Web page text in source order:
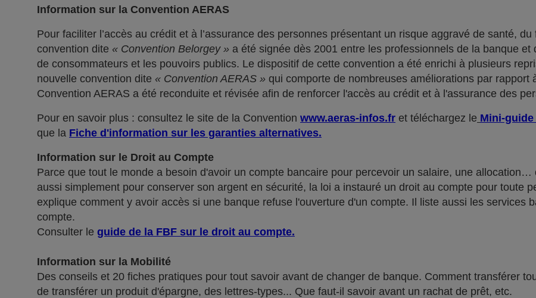
Information sur la Convention AERAS
Pour faciliter l’accès au crédit et à l’assurance des personnes présentant un risque aggravé de santé, du
convention dite « Convention Belorgey » a été signée dès 2001 entre les professionnels de la banque
de consommateurs et les pouvoirs publics. Le dispositif de cette convention a été enrichi à plusieurs
nouvelle convention dite « Convention AERAS » qui comporte de nombreuses améliorations par rapport
Convention AERAS a été reconduite et révisée afin de renforcer l'accès au crédit et à l'assurance des
Pour en savoir plus : consultez le site de la Convention www.aeras-infos.fr et téléchargez le Mini-
que la Fiche d'information sur les garanties alternatives.
Information sur le Droit au Compte
Parce que tout le monde a besoin d'avoir un compte bancaire pour percevoir un salaire, une
aussi simplement pour conserver son argent en sécurité, la loi a instauré un droit au compte pour toute
explique comment y avoir accès si une banque refuse l'ouverture d'un compte. Il liste aussi les services
compte.
Consulter le guide de la FBF sur le droit au compte.
Information sur la Mobilité
Des conseils et 20 fiches pratiques pour tout savoir avant de changer de banque. Comment transférer
de transférer un produit d'épargne, des lettres-types... Que faut-il savoir avant un rachat de prêt, etc.